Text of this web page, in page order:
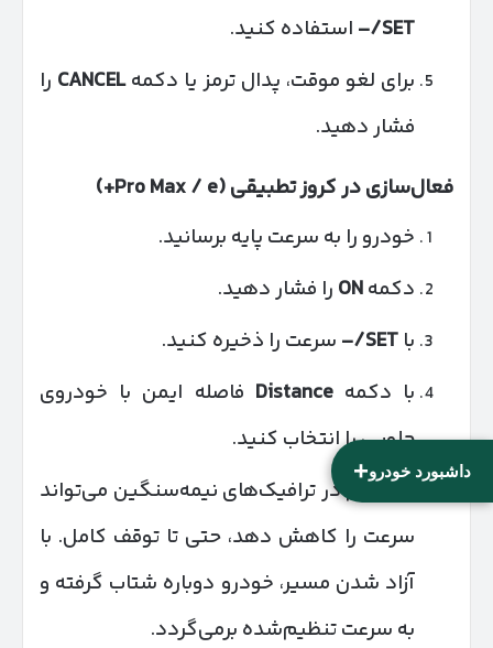
SET/–
استفاده کنید.
برای لغو موقت، پدال ترمز یا دکمهCANCEL را
فشار دهید.
فعال‌سازی در کروز تطبیقی(Pro Max / e+)
خودرو را به سرعت پایه برسانید.
دکمهON را فشار دهید.
با SET/–
سرعت را ذخیره کنید.
با دکمهDistance فاصله ایمن با خودروی
جلویی را انتخاب کنید.
سیستم در ترافیک‌های نیمه‌سنگین می‌تواند
سرعت را کاهش دهد، حتی تا توقف کامل. با
آزاد شدن مسیر، خودرو دوباره شتاب گرفته و
به سرعت تنظیم‌شده برمی‌گردد.
+داشبورد خودرو